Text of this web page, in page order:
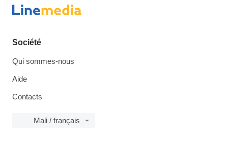
Société
Qui sommes-nous
Aide
Contacts
Mali / français